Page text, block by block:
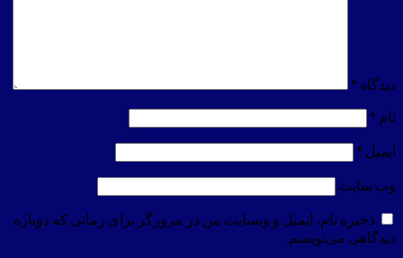
دیدگاه *
نام *
ایمیل *
وب‌ سایت
ذخیره نام، ایمیل و وبسایت من در مرورگر برای زمانی که دوباره
دیدگاهی می‌نویسم.